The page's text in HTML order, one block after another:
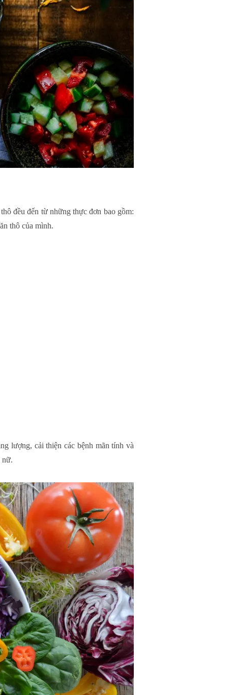
đều đến từ những thực đơn bao gồm:
thô của mình.
lượng, cải thiện các bệnh mãn tính và
nữ.